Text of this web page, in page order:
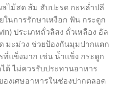
ลไม้สด ส้ม สับปะรด กะหล่ำปลี
นการรักษาเหงือก ฟัน กระดูก
ประเภทถั่วลิสง ถั่วเหลือง อัล
มะม่วง ช่วยป้องกันมุมปากแตก
แข็งมาก เช่น น้ำแข็ง กระดูก
ด้ ไม่ควรรับประทานอาหาร
งเศษอาหารในช่องปากตลอด